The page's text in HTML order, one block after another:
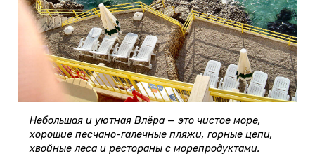
Небольшая и уютная Влёра — это чистое море,
хорошие песчано-галечные пляжи, горные цепи,
хвойные леса и рестораны с морепродуктами.